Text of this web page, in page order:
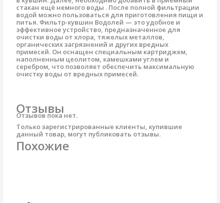
стакан ещё немного воды . После полной фильтрации
водой можно пользоваться для приготовления пищи и
питья. Фильтр-кувшин Водолей — это удобное и
эффективное устройство, предназначенное для
очистки воды от хлора, тяжелых металлов,
органических загрязнений и других вредных
примесей. Он оснащен специальным картриджем,
наполненным цеолитом, камешками углем и
серебром, что позволяет обеспечить максимальную
очистку воды от вредных примесей.
Отзывы
Отзывов пока нет.
Только зарегистрированные клиенты, купившие
данный товар, могут публиковать отзывы.
Похожие